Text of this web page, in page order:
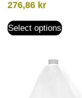
276,86 kr
Select options